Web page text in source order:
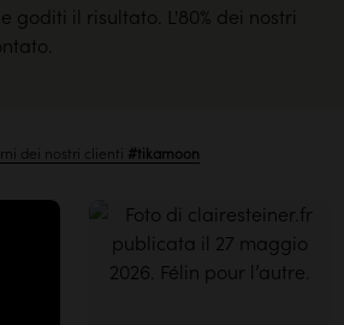
goditi il risultato. L'80% dei nostri
dei nostri clienti #tikamoon